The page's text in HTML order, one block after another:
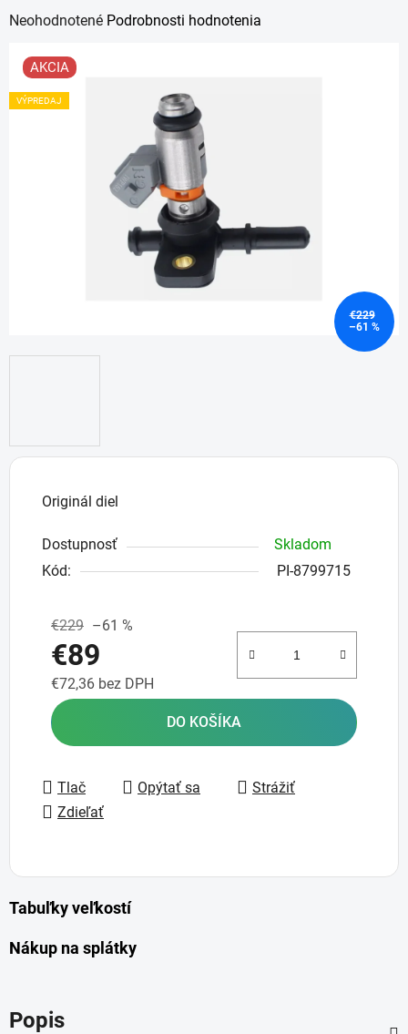
Originál diel
Dostupnosť
Skladom
Kód:
PI-8799715
€229 –61 %
€89
€72,36 bez DPH
Jednotková cena:
DO KOŠÍKA
Tlač Opýtať sa
Strážiť
Zdieľať
Priemerné
produktu
je
Neohodnotené Podrobnosti hodnotenia
AKCIA
VÝPREDAJ
€229
–61 %
Tabuľky veľkostí
Nákup na splátky
Popis